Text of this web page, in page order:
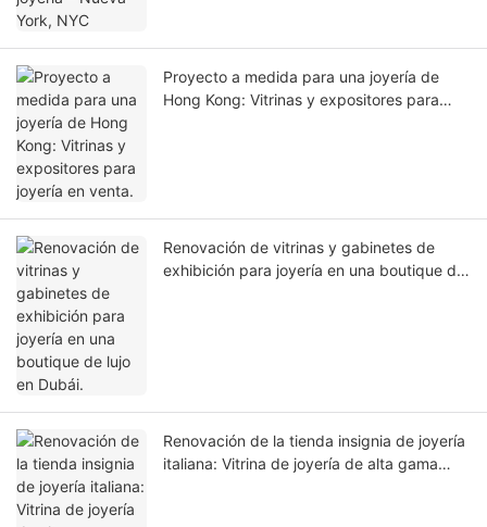
Proyecto a medida para una joyería de
Hong Kong: Vitrinas y expositores para
Renovación de vitrinas y gabinetes de
exhibición para joyería en una boutique de
Renovación de la tienda insignia de joyería
italiana: Vitrina de joyería de alta gama